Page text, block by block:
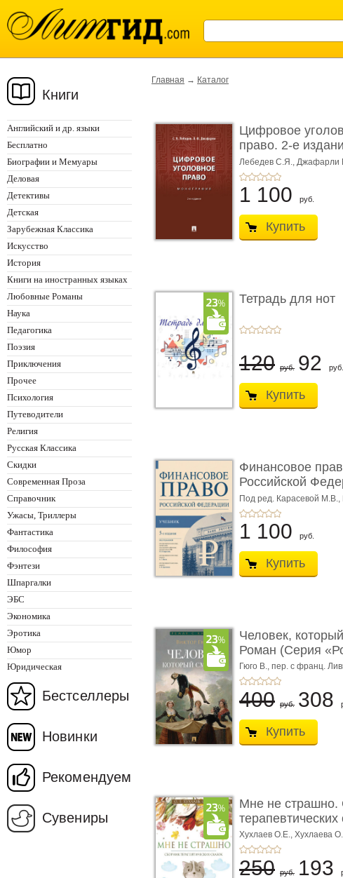
Книги
Английский и др. языки
Бесплатно
Биографии и Мемуары
Деловая
Детективы
Детская
Зарубежная Классика
Искусство
История
Книги на иностранных языках
Любовные Романы
Наука
Педагогика
Поэзия
Приключения
Прочее
Психология
Путеводители
Религия
Русская Классика
Скидки
Современная Проза
Справочник
Ужасы, Триллеры
Фантастика
Философия
Фэнтези
Шпаргалки
ЭБС
Экономика
Эротика
Юмор
Юридическая
Бестселлеры
Новинки
Рекомендуем
Сувениры
Главная → Каталог
Цифровое
право. 2-е
Монограф ...
Лебедев С.Я., Джафарли
1 100 руб.
Купить
Тетрадь для нот
120 руб. 92 руб.
Купить
Финансовое
Российской
изд� ...
Под ред. Карасевой М.В.,
Красюкова А.В.
1 100 руб.
Купить
Человек,
Роман (Серия
Гюго В., пер. с франц.
400 руб. 308
Купить
Мне не страшно.
Хухлаев О.Е., Хухлаева
250 руб. 193